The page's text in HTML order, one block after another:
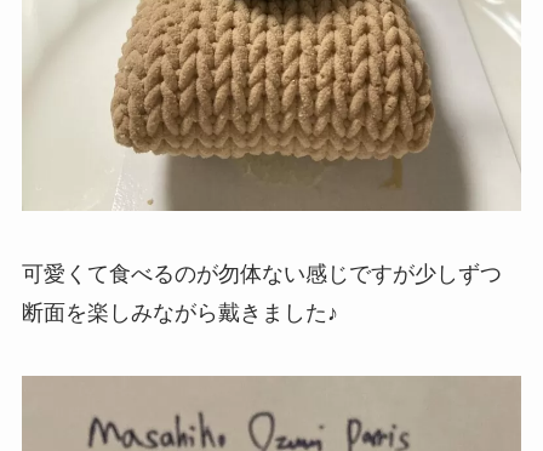
可愛くて食べるのが勿体ない感じですが少しずつ
断面を楽しみながら戴きました♪